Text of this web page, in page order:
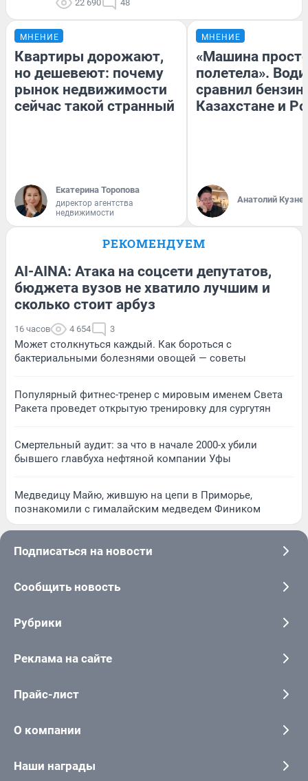
22 690 48
МНЕНИЕ
Квартиры дорожают,
но дешевеют: почему
рынок недвижимости
сейчас такой странный
Екатерина Торопова
директор агентства
недвижимости
МНЕНИЕ
«Машина
полетела».
сравнил бензин
Казахстане и
Анатолий
РЕКОМЕНДУЕМ
AI-AINA: Атака на соцсети депутатов,
бюджета вузов не хватило лучшим и
сколько стоит арбуз
16 часов 4 654 3
Может столкнуться каждый. Как бороться с
бактериальными болезнями овощей — советы
Популярный фитнес-тренер с мировым именем Света
Ракета проведет открытую тренировку для сургутян
Смертельный аудит: за что в начале 2000-х убили
бывшего главбуха нефтяной компании Уфы
Медведицу Майю, жившую на цепи в Приморье,
познакомили с гималайским медведем Фиником
Подписаться на новости
Сообщить новость
Рубрики
Реклама на сайте
Прайс-лист
О компании
Наши награды